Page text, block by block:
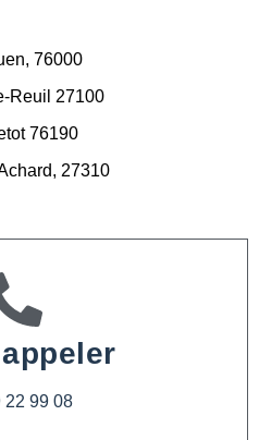
76000
Reuil 27100
76190
27310
22 99 08